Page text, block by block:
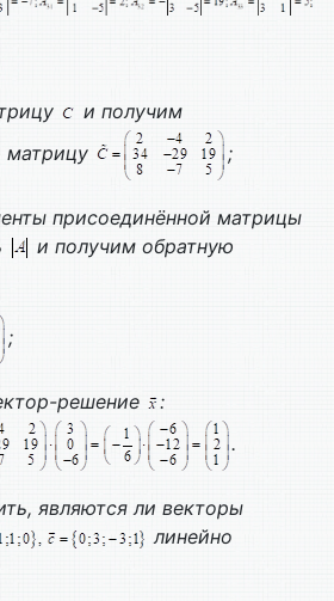
и получим
матрицу
;
присоединённой матрицы
и получим обратную
;
решение
:
.
являются ли векторы
линейно